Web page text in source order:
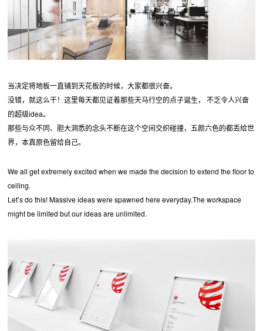
当决定将地板一直铺到天花板的时候，大家都很兴奋。
没错，就这么干！这里每天都见证着那些天马行空的点子诞生， 不乏令人兴奋
的超级idea。
那些与众不同、胆大洞悉的念头不断在这个空间交织碰撞，五颜六色的都丢给世
界，本真原色留给自己。
We all get extremely excited when we made the decision to extend the floor to
ceiling.
Let’s do this! Massive ideas were spawned here everyday.The workspace
might be limited but our ideas are unlimited.